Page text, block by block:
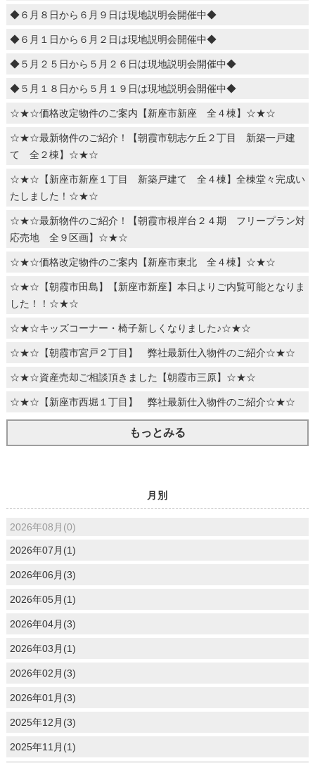
◆６月８日から６月９日は現地説明会開催中◆
◆６月１日から６月２日は現地説明会開催中◆
◆５月２５日から５月２６日は現地説明会開催中◆
◆５月１８日から５月１９日は現地説明会開催中◆
☆★☆価格改定物件のご案内【新座市新座 全４棟】☆★☆
☆★☆最新物件のご紹介！【朝霞市朝志ケ丘２丁目 新築一戸建
て 全２棟】☆★☆
☆★☆【新座市新座１丁目 新築戸建て 全４棟】全棟堂々完成い
たしました！☆★☆
☆★☆最新物件のご紹介！【朝霞市根岸台２４期 フリープラン対
応売地 全９区画】☆★☆
☆★☆価格改定物件のご案内【新座市東北 全４棟】☆★☆
☆★☆【朝霞市田島】【新座市新座】本日よりご内覧可能となりま
した！！☆★☆
☆★☆キッズコーナー・椅子新しくなりました♪☆★☆
☆★☆【朝霞市宮戸２丁目】 弊社最新仕入物件のご紹介☆★☆
☆★☆資産売却ご相談頂きました【朝霞市三原】☆★☆
☆★☆【新座市西堀１丁目】 弊社最新仕入物件のご紹介☆★☆
もっとみる
月別
2026年08月(0)
2026年07月(1)
2026年06月(3)
2026年05月(1)
2026年04月(3)
2026年03月(1)
2026年02月(3)
2026年01月(3)
2025年12月(3)
2025年11月(1)